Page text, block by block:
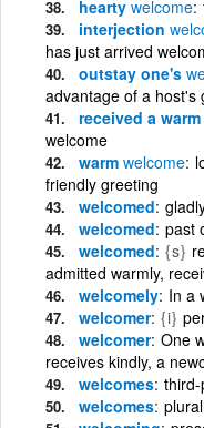
hearty welcome
interjection
has just arrived
outstay one's
advantage of a host's
received a warm
welcome
warm welcome
friendly greeting
welcomed
welcomed past
welcomed {s}
admitted warmly,
welcomely In a
welcomer {i}
welcomer One
receives kindly, a
welcomes
welcomes